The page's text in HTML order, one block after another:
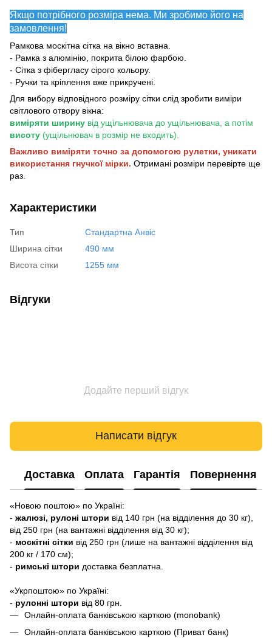
Якщо потрібного розміра нема. Ми зробимо його на
замовлення!
Рамкова москітна сітка на вікно вставна.
- Рамка з алюмінію, покрита білою фарбою.
- Сітка з фібергласу сірого кольору.
- Ручки та кріплення вже прикручені.
Для вибору відповідного розміру сітки слід зробити виміри
світлового отвору вікна:
виміряти ширину від ущільнювача до ущільнювача, а потім
висоту (ущільнювач в розмір не входить).
Важливо виміряти точно за допомогою рулетки, уникати
використання гнучкої мірки. Отримані розміри перевірте ще
раз.
Характеристики
Тип
Стандартна Анвіс
Ширина сітки
490 мм
Висота сітки
1255 мм
Відгуки
Додайте перший відгук
Написати відгук
Доставка Оплата Гарантія Повернення
«Новою поштою» по Україні:
- жалюзі, рулоні штори від 140 грн (на відділення до 30 кг),
від 250 грн (на вантажні відділення від 30 кг);
- москітні сітки від 250 грн (лише на вантажні відділення від
200 кг / 170 см);
- римські штори доставка безплатна.
«Укрпоштою» по Україні:
- рулонні штори від 80 грн.
Онлайн-оплата банківською карткою (monobank)
Онлайн-оплата банківською карткою (Приват банк)